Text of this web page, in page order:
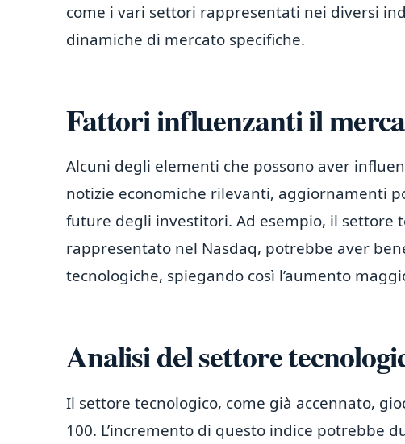
come i vari settori rappresentati nei diversi
dinamiche di mercato specifiche.
Fattori influenzanti il
Alcuni degli elementi che possono aver
notizie economiche rilevanti, aggiornamenti
future degli investitori. Ad esempio, il settore
rappresentato nel Nasdaq, potrebbe aver
tecnologiche, spiegando così l’aumento
Analisi del settore
Il settore tecnologico, come già accennato,
100. L’incremento di questo indice potrebbe